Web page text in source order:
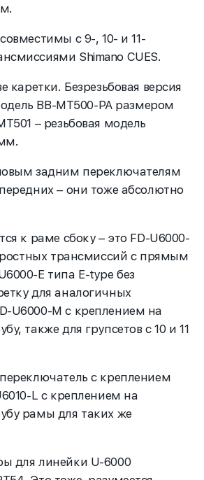
с 9-, 10- и 11-
Shimano CUES.
каретки. Безрезьбовая версия
BB-MT500-PA размером
– резьбовая модель
задним переключателям
– они тоже абсолютно
к раме сбоку – это FD-U6000-
трансмиссий с прямым
E типа E-type без
для аналогичных
U6000-M с креплением на
также для групсетов с 10 и 11
с креплением
L с креплением на
рамы для таких же
для линейки U-6000